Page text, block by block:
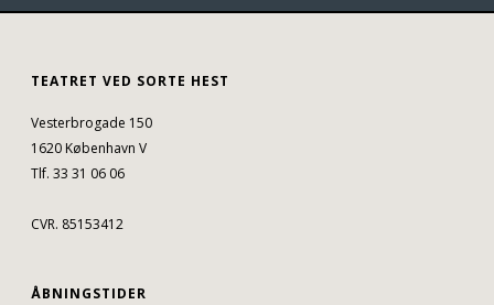
TEATRET VED SORTE HEST
Vesterbrogade 150
1620 København V
Tlf. 33 31 06 06
CVR. 85153412
ÅBNINGSTIDER